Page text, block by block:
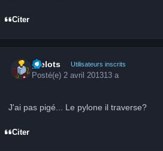
Citer
grelots Utilisateurs inscrits
Posté(e) 2 avril 201313 a
J'ai pas pigé... Le pylone il traverse?
Citer